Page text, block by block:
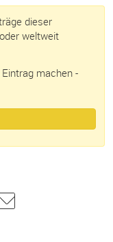
dieser
weltweit
machen -